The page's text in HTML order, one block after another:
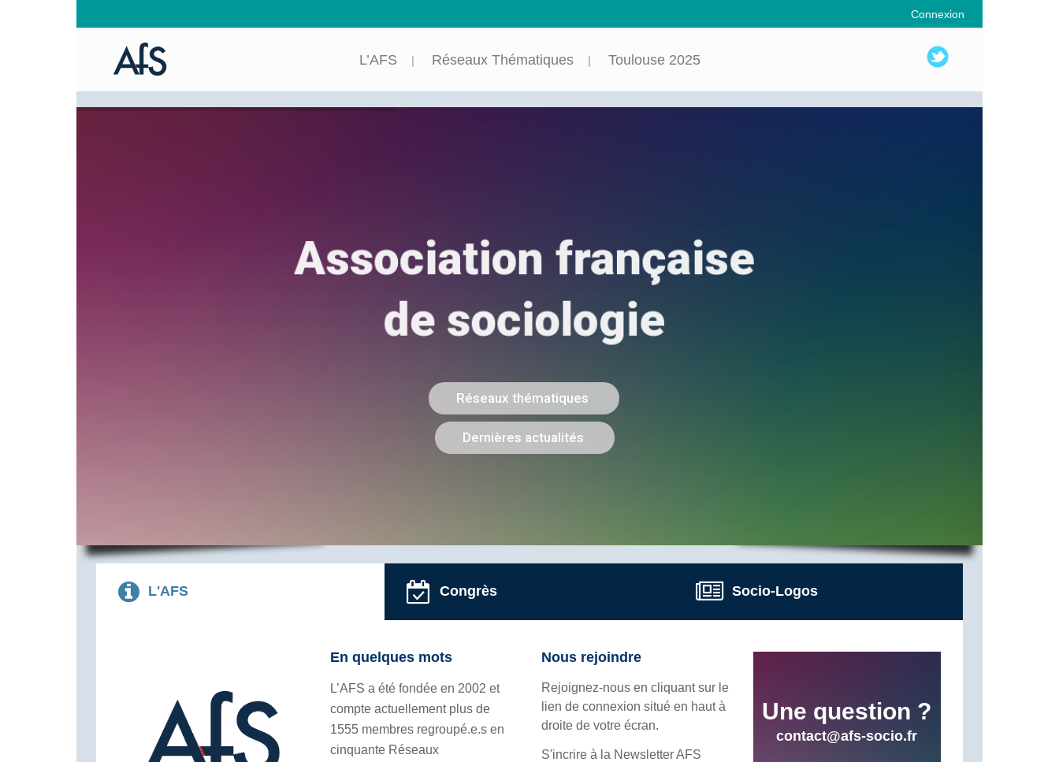
Connexion
L’AFS Réseaux Thématiques Toulouse 2025
L'AFS Congrès Socio-Logos
En quelques mots
L’AFS a été fondée en 2002 et
compte actuellement plus de
1555 membres regroupé.e.s en
cinquante Réseaux
Nous rejoindre
Rejoignez-nous en cliquant sur le
lien de connexion situé en haut à
droite de votre écran.
S'incrire à la Newsletter AFS
Une question ?
contact@afs-socio.fr